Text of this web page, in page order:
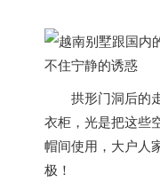
拱形门洞后的
衣柜，光是把这些
帽间使用，大户人
极！